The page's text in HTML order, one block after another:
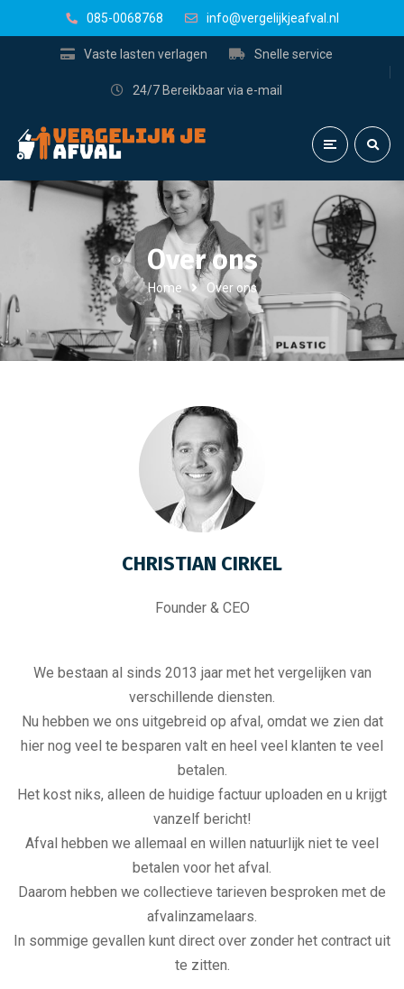
085-0068768 info@vergelijkjeafval.nl
Vaste lasten verlagen Snelle service
24/7 Bereikbaar via e-mail
Over ons
Home Over ons
CHRISTIAN CIRKEL
Founder & CEO
We bestaan al sinds 2013 jaar met het vergelijken van
verschillende diensten.
Nu hebben we ons uitgebreid op afval, omdat we zien dat
hier nog veel te besparen valt en heel veel klanten te veel
betalen.
Het kost niks, alleen de huidige factuur uploaden en u krijgt
vanzelf bericht!
Afval hebben we allemaal en willen natuurlijk niet te veel
betalen voor het afval.
Daarom hebben we collectieve tarieven besproken met de
afvalinzamelaars.
In sommige gevallen kunt direct over zonder het contract uit
te zitten.